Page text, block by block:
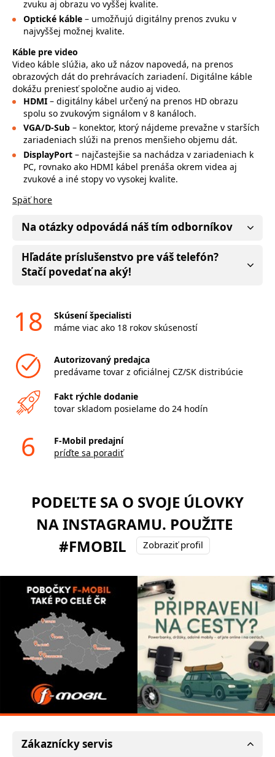
zvuku aj obrazu vo vyššej kvalite.
Optické káble – umožňujú digitálny prenos zvuku v
najvyššej možnej kvalite.
Káble pre video
Video káble slúžia, ako už názov napovedá, na prenos
obrazových dát do prehrávacích zariadení. Digitálne káble
dokážu preniesť spoločne audio aj video.
HDMI – digitálny kábel určený na prenos HD obrazu
spolu so zvukovým signálom v 8 kanáloch.
VGA/D-Sub – konektor, ktorý nájdeme prevažne v starších
zariadeniach slúži na prenos menšieho objemu dát.
DisplayPort – najčastejšie sa nachádza v zariadeniach k
PC, rovnako ako HDMI kábel prenáša okrem videa aj
zvukové a iné stopy vo vysokej kvalite.
Späť hore
Na otázky odpovádá náš tím odborníkov
Hľadáte príslušenstvo pre váš telefón?
Stačí povedať na aký!
18
Skúsení špecialisti
máme viac ako 18 rokov skúseností
Autorizovaný predajca
predávame tovar z oficiálnej CZ/SK distribúcie
Fakt rýchle dodanie
tovar skladom posielame do 24 hodín
6
F-Mobil predajní
príďte sa poradiť
PODEĽTE SA O SVOJE ÚLOVKY
NA INSTAGRAMU. POUŽITE
#FMOBIL
Zobraziť profil
Zákaznícky servis